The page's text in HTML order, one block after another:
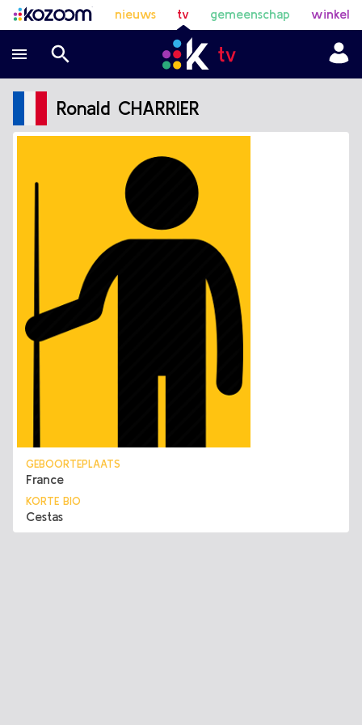
nieuws tv gemeenschap winkel
Ronald CHARRIER
GEBOORTEPLAATS
France
KORTE BIO
Cestas